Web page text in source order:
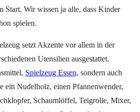
Start. Wir wissen ja alle, dass Kinder
spielen.
setzt Akzente vor allem in der
Utensilien ausgestattet.
Spielzeug Essen, sondern auch
ein Nudelholz, einen Pfannenwender,
Schaumlöffel, Teigrolle, Mixer,